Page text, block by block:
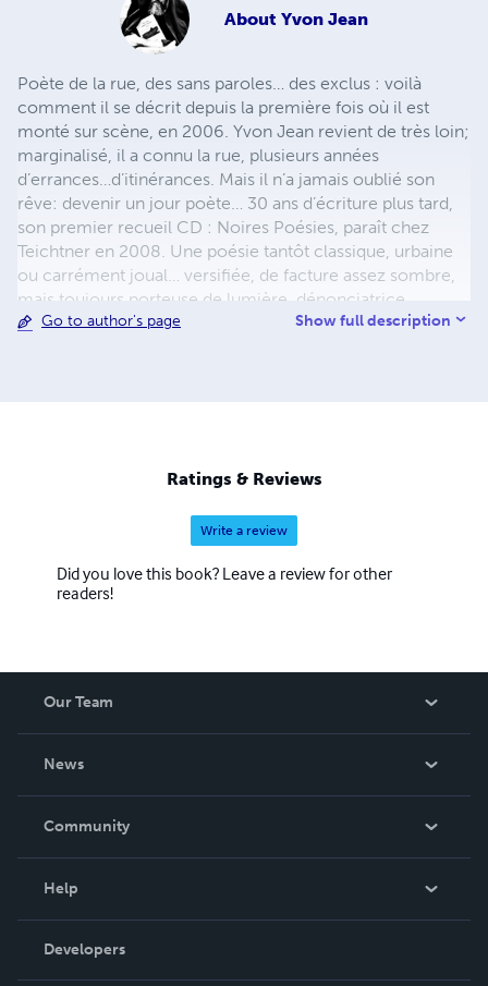
About Yvon Jean
Poète de la rue, des sans paroles… des exclus : voilà
comment il se décrit depuis la première fois où il est
monté sur scène, en 2006. Yvon Jean revient de très loin;
marginalisé, il a connu la rue, plusieurs années
d’errances…d’itinérances. Mais il n’a jamais oublié son
rêve: devenir un jour poète… 30 ans d’écriture plus tard,
son premier recueil CD : Noires Poésies, paraît chez
Teichtner en 2008. Une poésie tantôt classique, urbaine
ou carrément joual… versifiée, de facture assez sombre,
mais toujours porteuse de lumière, dénonciatrice,
donnant la parole aux exclus de ce monde. Il publie aussi
à 1000, 100 pages chacun, à suivre… Pour le public c’est
toujours un électrochoc, il entre comme en transe, se
sentant enfin vivre, exister.
Go to author's page Show full description
Ratings & Reviews
Write a review
Did you love this book? Leave a review for other
readers!
Our Team
News
In The News
Community
Podcast
Help
Order Lookup
Knowledge Base
Developers